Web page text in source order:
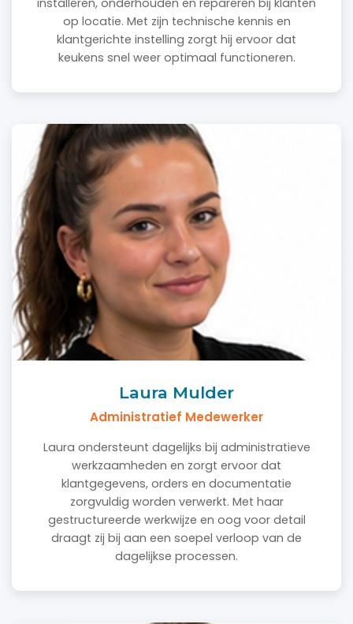
installeren, onderhouden en repareren bij klanten
op locatie. Met zijn technische kennis en
klantgerichte instelling zorgt hij ervoor dat
keukens snel weer optimaal functioneren.
Laura Mulder
Administratief Medewerker
Laura ondersteunt dagelijks bij administratieve
werkzaamheden en zorgt ervoor dat
klantgegevens, orders en documentatie
zorgvuldig worden verwerkt. Met haar
gestructureerde werkwijze en oog voor detail
draagt zij bij aan een soepel verloop van de
dagelijkse processen.